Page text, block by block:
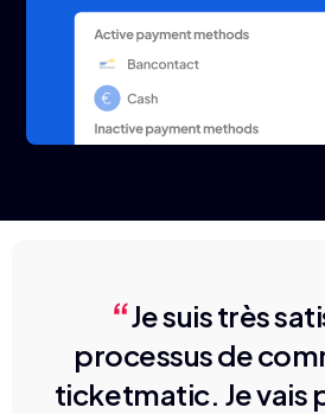
Je suis très
processus de
ticketmatic. Je vais